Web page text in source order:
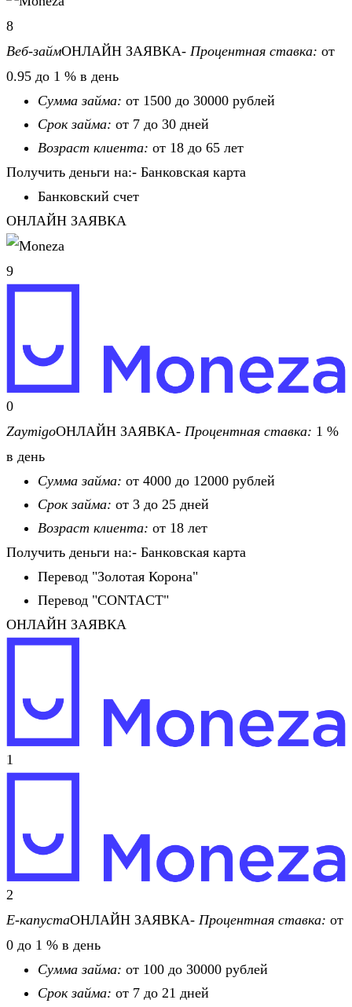
8
Веб-займОНЛАЙН ЗАЯВКА- Процентная ставка: от
0.95 до 1 % в день
Сумма займа: от 1500 до 30000 рублей
Срок займа: от 7 до 30 дней
Возраст клиента: от 18 до 65 лет
Получить деньги на:- Банковская карта
Банковский счет
ОНЛАЙН ЗАЯВКА
9
0
ZaymigoОНЛАЙН ЗАЯВКА- Процентная ставка: 1 %
в день
Сумма займа: от 4000 до 12000 рублей
Срок займа: от 3 до 25 дней
Возраст клиента: от 18 лет
Получить деньги на:- Банковская карта
Перевод "Золотая Корона"
Перевод "CONTACT"
ОНЛАЙН ЗАЯВКА
1
2
Е-капустаОНЛАЙН ЗАЯВКА- Процентная ставка: от
0 до 1 % в день
Сумма займа: от 100 до 30000 рублей
Срок займа: от 7 до 21 дней